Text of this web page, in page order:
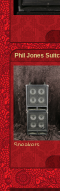
Phil Jones
Speakers
Active/Passive
Optical limiters
Headphone out
Preamp out
FX loop
Speak-On